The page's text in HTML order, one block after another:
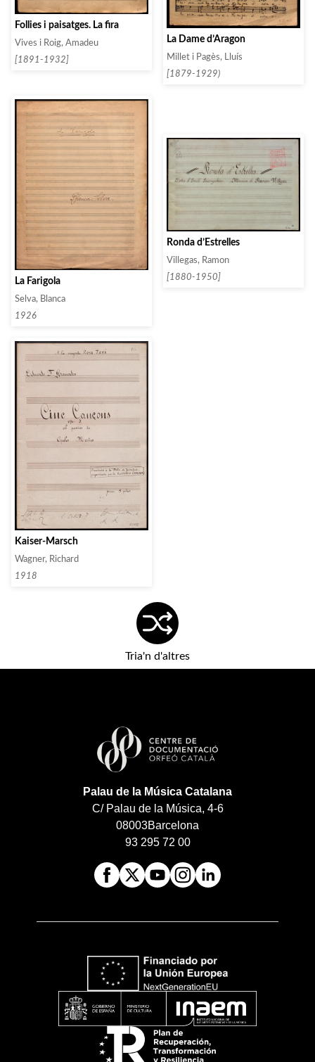
Follies i paisatges. La fira
Vives i Roig, Amadeu
[1891-1932]
La Dame d’Aragon
Millet i Pagès, Lluís
[1879-1929)
La Farigola
Selva, Blanca
1926
Ronda d’Estrelles
Villegas, Ramon
[1880-1950]
Kaiser-Marsch
Wagner, Richard
1918
Tria'n d'altres
Palau de la Música Catalana
C/ Palau de la Música, 4-6
08003Barcelona
93 295 72 00